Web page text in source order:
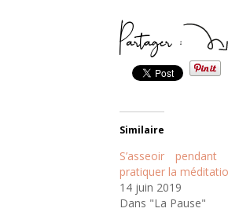
Partager :
Similaire
S’asseoir
pratiquer la
14 juin 2019
Dans "La Pause"